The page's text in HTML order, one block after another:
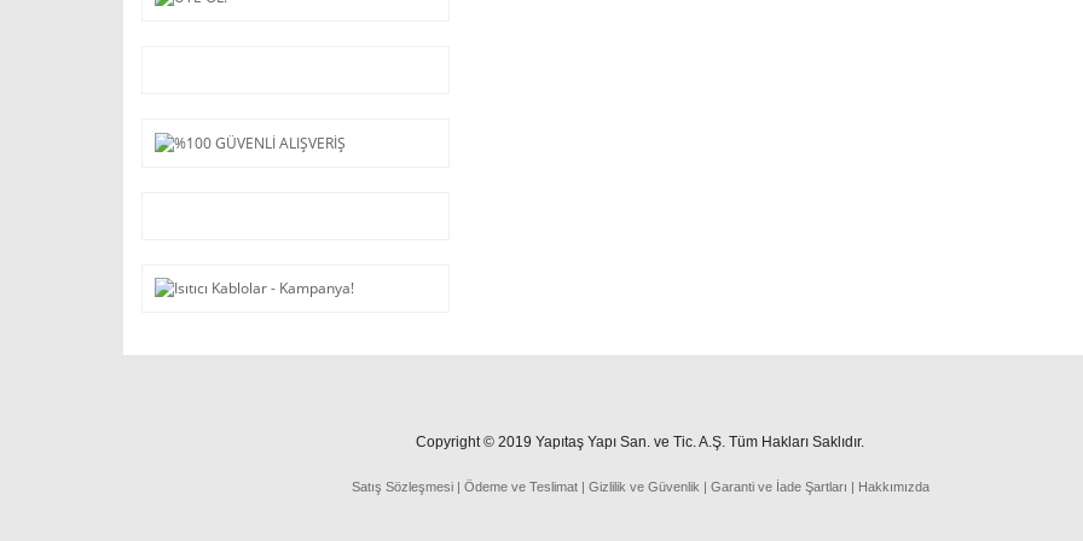
Copyright © 2019 Yapıtaş Yapı San. ve Tic. A.Ş. Tüm Hakları Saklıdır.
Satış Sözleşmesi| Ödeme ve Teslimat| Gizlilik ve Güvenlik Garanti ve İade Şartları Hakkımızda